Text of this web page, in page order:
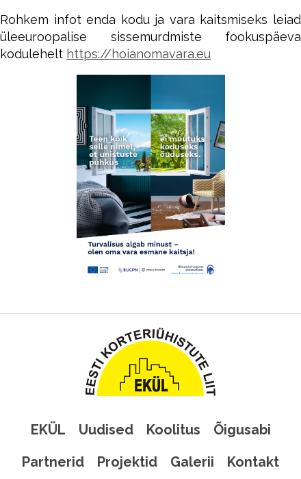
Rohkem infot enda kodu ja vara kaitsmiseks leiad
üleeuroopalise sissemurdmiste fookuspäeva
kodulehelt https://hoianomavara.eu
EKÜL Uudised Koolitus
Õigusabi
Partnerid
Projektid Galerii Kontakt